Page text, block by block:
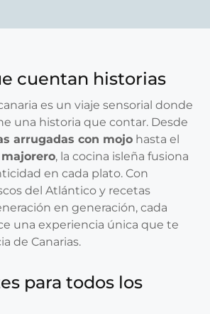
cuentan historias
es un viaje sensorial donde
una historia que contar. Desde
arrugadas con mojo hasta el
, la cocina isleña fusiona
en cada plato. Con
del Atlántico y recetas
en generación, cada
una experiencia única que te
de Canarias.
para todos los